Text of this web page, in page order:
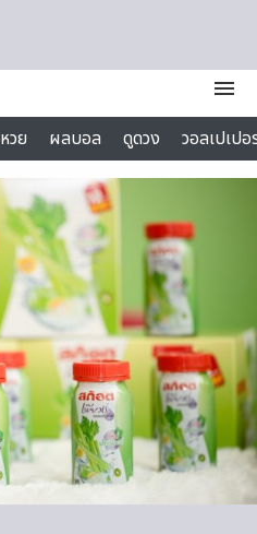
menu
วย ผลบอล ดูดวง
วอลเปเป